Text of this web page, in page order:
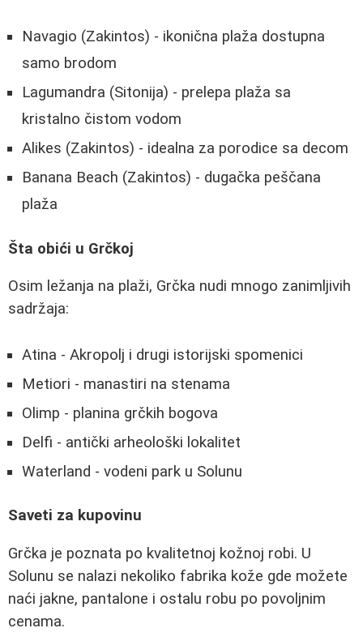
Navagio (Zakintos) - ikonična plaža dostupna
samo brodom
Lagumandra (Sitonija) - prelepa plaža sa
kristalno čistom vodom
Alikes (Zakintos) - idealna za porodice sa decom
Banana Beach (Zakintos) - dugačka peščana
plaža
Šta obići u Grčkoj
Osim ležanja na plaži, Grčka nudi mnogo zanimljivih
sadržaja:
Atina - Akropolj i drugi istorijski spomenici
Metiori - manastiri na stenama
Olimp - planina grčkih bogova
Delfi - antički arheološki lokalitet
Waterland - vodeni park u Solunu
Saveti za kupovinu
Grčka je poznata po kvalitetnoj kožnoj robi. U
Solunu se nalazi nekoliko fabrika kože gde možete
naći jakne, pantalone i ostalu robu po povoljnim
cenama.